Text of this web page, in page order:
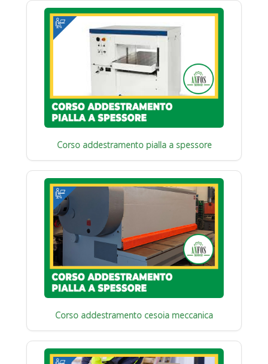
Corso addestramento pialla a spessore
Corso addestramento cesoia meccanica